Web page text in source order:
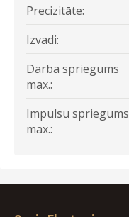
Precizitāte:
Izvadi:
Darba spriegums
max.:
Impulsu spriegums
max.: